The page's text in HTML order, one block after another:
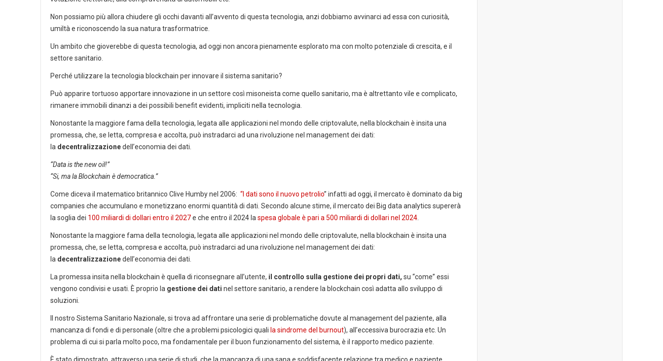
Non possiamo più allora chiudere gli occhi davanti all’avvento di questa tecnologia, anzi dobbiamo avvinarci ad essa con curiosità,
umiltà e riconoscendo la sua natura trasformatrice.
Un ambito che gioverebbe di questa tecnologia, ad oggi non ancora pienamente esplorato ma con molto potenziale di crescita, e il
settore sanitario.
Perché utilizzare la tecnologia blockchain per innovare il sistema sanitario?
Può apparire tortuoso apportare innovazione in un settore così misoneista come quello sanitario, ma è altrettanto vile e complicato,
rimanere immobili dinanzi a dei possibili benefit evidenti, impliciti nella tecnologia.
Nonostante la maggiore fama della tecnologia, legata alle applicazioni nel mondo delle criptovalute, nella blockchain è insita una
promessa, che, se letta, compresa e accolta, può instradarci ad una rivoluzione nel management dei dati:
la decentralizzazionedell’economia dei dati.
“Data is the new oil!”
“Si, ma la Blockchain è democratica.”
Come diceva il matematico britannico Clive Humby nel 2006: “I dati sono il nuovo petrolio” infatti ad oggi, il mercato è dominato da big
companies che accumulano e monetizzano enormi quantità di dati. Secondo alcune stime, il mercato dei Big data analytics supererà
la soglia dei 100 miliardi di dollari entro il 2027e che entro il 2024 la spesa globale è pari a 500 miliardi di dollari nel 2024
Nonostante la maggiore fama della tecnologia, legata alle applicazioni nel mondo delle criptovalute, nella blockchain è insita una
promessa, che, se letta, compresa e accolta, può instradarci ad una rivoluzione nel management dei dati:
la decentralizzazionedell’economia dei dati.
La promessa insita nella blockchain è quella di riconsegnare all’utente, il controllo sulla gestione dei propri dati, su “come” essi
vengono condivisi e usati. È proprio la gestione dei dati nel settore sanitario, a rendere la blockchain così adatta allo sviluppo di
soluzioni.
Il nostro Sistema Sanitario Nazionale, si trova ad affrontare una serie di problematiche dovute al management del paziente, alla
mancanza di fondi e di personale (oltre che a problemi psicologici quali la sindrome del burnout), all’eccessiva burocrazia etc. Un
problema di cui si parla molto poco, ma fondamentale per il buon funzionamento del sistema, è il rapporto medico paziente.